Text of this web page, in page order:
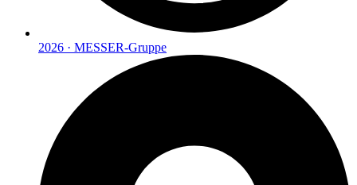
2026 · MESSER-Gruppe